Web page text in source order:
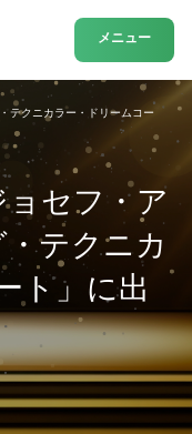
メニュー
ョセフ・ア
テクニカ
ト」に出
テクニカラー・ドリームコー